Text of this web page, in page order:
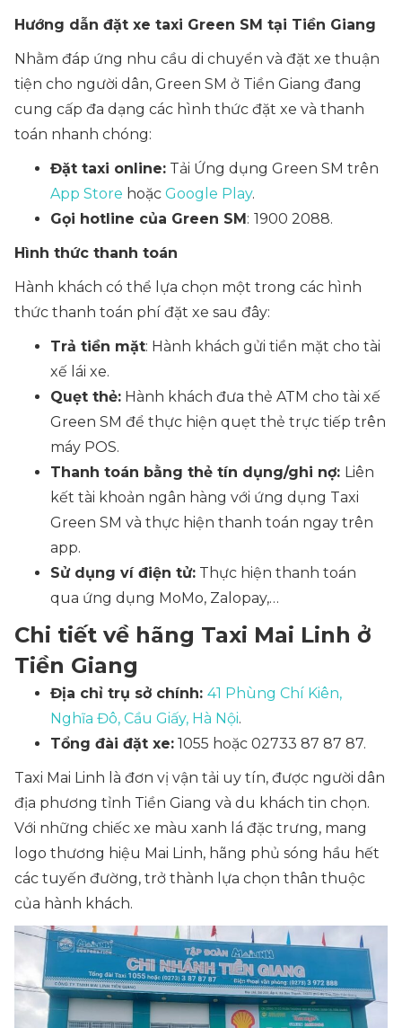
Hướng dẫn đặt xe taxi Green SM tại Tiền Giang
Nhằm đáp ứng nhu cầu di chuyển và đặt xe thuận
tiện cho người dân, Green SM ở Tiền Giang đang
cung cấp đa dạng các hình thức đặt xe và thanh
toán nhanh chóng:
Đặt taxi online: Tải Ứng dụng Green SM trên
App Store hoặc Google Play.
Gọi hotline của Green SM: 1900 2088.
Hình thức thanh toán
Hành khách có thể lựa chọn một trong các hình
thức thanh toán phí đặt xe sau đây:
Trả tiền mặt: Hành khách gửi tiền mặt cho tài
xế lái xe.
Quẹt thẻ: Hành khách đưa thẻ ATM cho tài xế
Green SM để thực hiện quẹt thẻ trực tiếp trên
máy POS.
Thanh toán bằng thẻ tín dụng/ghi nợ: Liên
kết tài khoản ngân hàng với ứng dụng Taxi
Green SM và thực hiện thanh toán ngay trên
app.
Sử dụng ví điện tử: Thực hiện thanh toán
qua ứng dụng MoMo, Zalopay,…
Chi tiết về hãng Taxi Mai Linh ở
Tiền Giang
Địa chỉ trụ sở chính: 41 Phùng Chí Kiên,
Nghĩa Đô, Cầu Giấy, Hà Nội.
Tổng đài đặt xe: 1055 hoặc 02733 87 87 87.
Taxi Mai Linh là đơn vị vận tải uy tín, được người dân
địa phương tỉnh Tiền Giang và du khách tin chọn.
Với những chiếc xe màu xanh lá đặc trưng, mang
logo thương hiệu Mai Linh, hãng phủ sóng hầu hết
các tuyến đường, trở thành lựa chọn thân thuộc
của hành khách.